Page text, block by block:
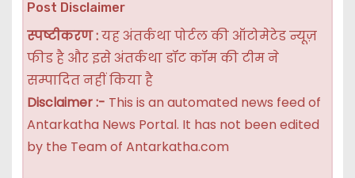
Post Disclaimer
स्पष्टीकरण :यह अंतर्कथा पोर्टल की ऑटोमेटेड न्यूज़
फीड है और इसे अंतर्कथा डॉट कॉम की टीम ने
सम्पादित नहीं किया है
Disclaimer :- This is an automated news feed of
Antarkatha News Portal. It has not been edited
by the Team of Antarkatha.com